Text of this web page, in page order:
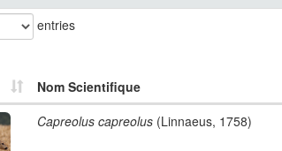
entries
Nom Scientifique
Capreolus capreolus (Linnaeus, 1758)